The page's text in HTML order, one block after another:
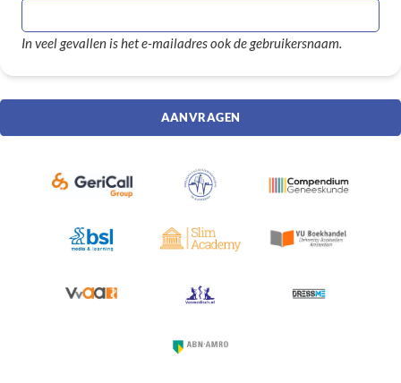
In veel gevallen is het e-mailadres ook de gebruikersnaam.